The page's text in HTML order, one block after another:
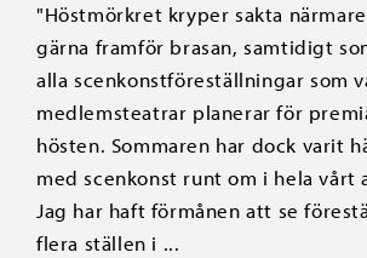
"Höstmörkret kryper sakta
gärna framför brasan, samtidigt
alla scenkonstföreställningar som
medlemsteatrar planerar för
hösten. Sommaren har dock varit
med scenkonst runt om i hela vårt
Jag har haft förmånen att se
flera ställen i ...